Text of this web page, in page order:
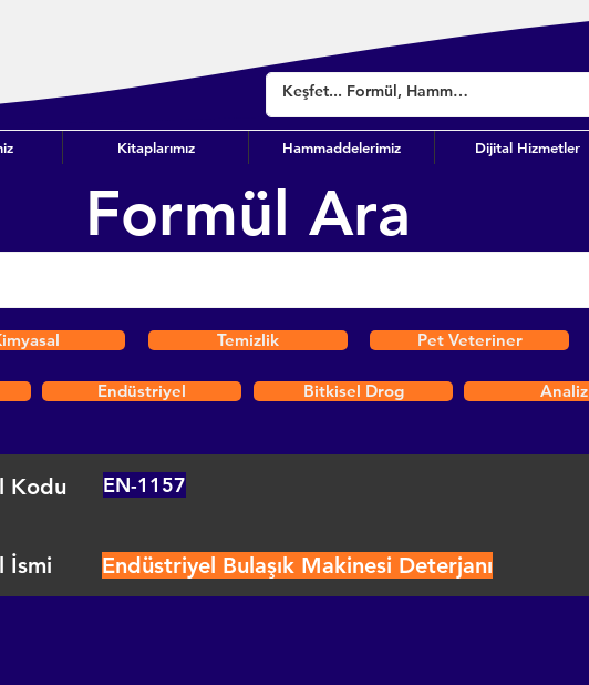
Kitaplarımız Hammaddelerimiz Dijital Hizmetler
Formül Ara
Temizlik Pet Veteriner
Endüstriyel Bitkisel Drog Analiz
Kodu EN-1157
İsmi Endüstriyel Bulaşık Makinesi Deterjanı